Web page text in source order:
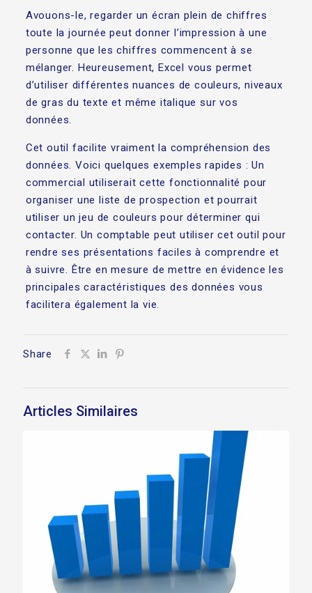
Avouons-le, regarder un écran plein de chiffres
toute la journée peut donner l’impression à une
personne que les chiffres commencent à se
mélanger. Heureusement, Excel vous permet
d’utiliser différentes nuances de couleurs, niveaux
de gras du texte et même italique sur vos
données.
Cet outil facilite vraiment la compréhension des
données. Voici quelques exemples rapides : Un
commercial utiliserait cette fonctionnalité pour
organiser une liste de prospection et pourrait
utiliser un jeu de couleurs pour déterminer qui
contacter. Un comptable peut utiliser cet outil pour
rendre ses présentations faciles à comprendre et
à suivre. Être en mesure de mettre en évidence les
principales caractéristiques des données vous
facilitera également la vie.
Share
Articles Similaires